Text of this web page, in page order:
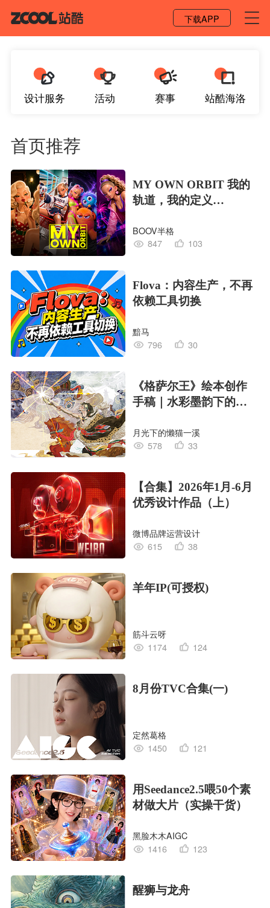
下载APP
设计服务 活动 赛事 站酷海洛
首页推荐
MY OWN ORBIT 我的
轨道，我的定义
对
BOOV半格
847
103
Flova：内容生产，不再
依赖工具切换
黯马
796
30
《格萨尔王》绘本创作
手稿｜水彩墨韵下的史
月光下的懒猫一溪
578
33
【合集】2026年1月-6月
优秀设计作品（上）
微博品牌运营设计
615
38
羊年IP(可授权)
筋斗云呀
1174
124
8月份TVC合集(一)
定然葛格
1450
121
用Seedance2.5喂50个素
材做大片（实操干货）
黑脸木木AIGC
1416
123
醒狮与龙舟